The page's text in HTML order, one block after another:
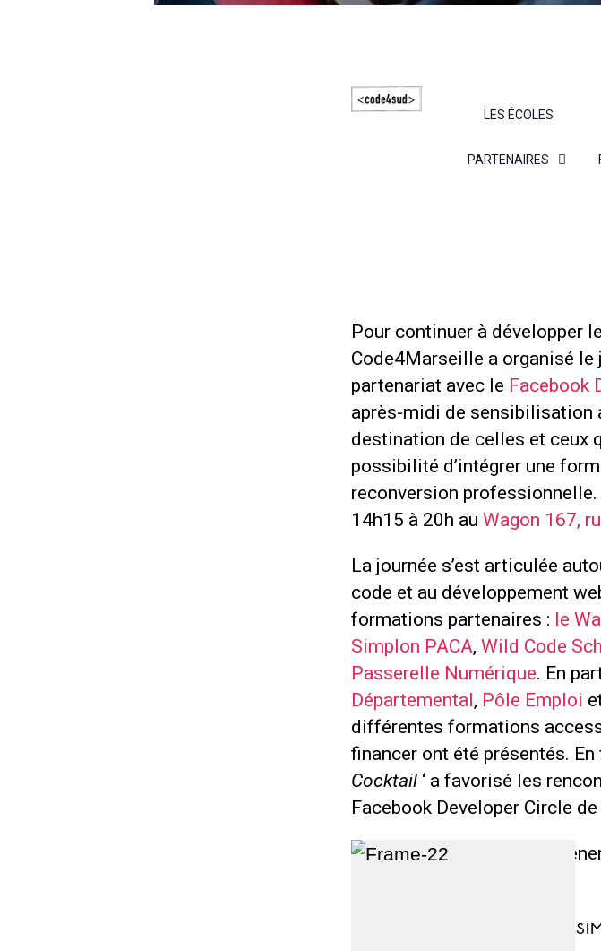
LES ÉCOLES
PARTENAIRES
Pour continuer à développer
Code4Marseille a organisé le
partenariat avec le Facebook
après-midi de sensibilisation
destination de celles et ceux
possibilité d’intégrer une
reconversion professionnelle.
14h15 à 20h au Wagon 167,
La journée s’est articulée
code et au développement
formations partenaires : le
Simplon PACA, Wild Code
Passerelle Numérique. En
Départemental, Pôle Emploi
différentes formations
financer ont été présentés. En
Cocktail ‘ a favorisé les
Facebook Developer Circle
Voir plus de photos de